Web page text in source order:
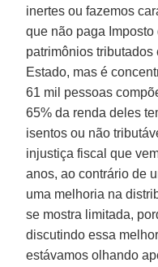
inertes ou fazemos
que não paga
patrimônios
Estado, mas é
61 mil pessoas
65% da renda deles
isentos ou não
injustiça fiscal que
anos, ao contrário de
uma melhoria na
se mostra limitada,
discutindo essa
estávamos olhando